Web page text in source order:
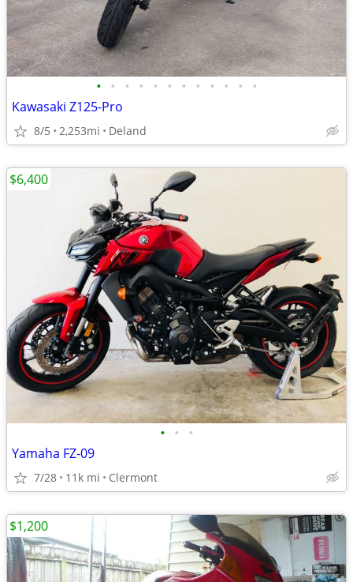
• • • • • • • • • • • •
Kawasaki Z125-Pro
8/5 2,253mi Deland
• • •
Yamaha FZ-09
7/28 11k mi Clermont
$6,400
$1,200